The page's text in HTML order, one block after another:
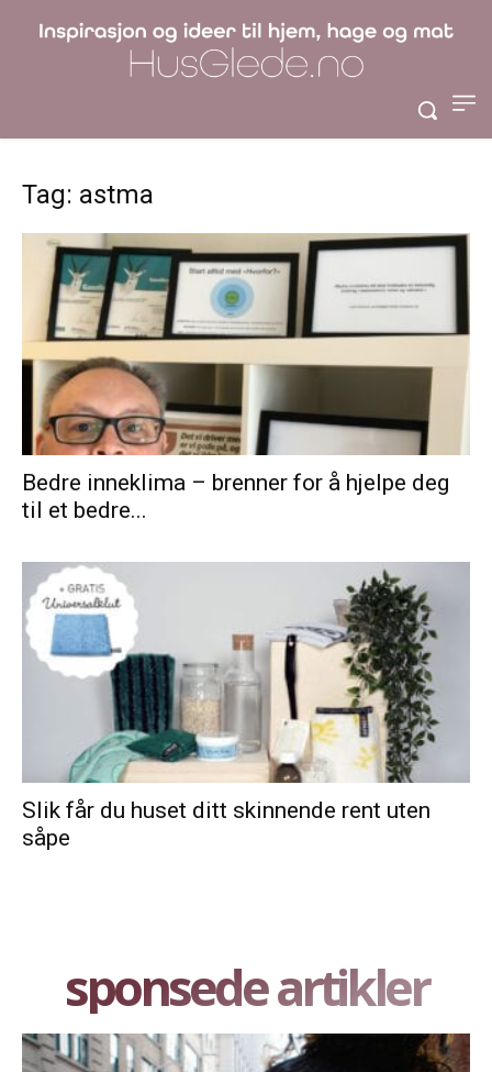
Tag: astma
Bedre inneklima – brenner for å hjelpe deg
til et bedre...
Slik får du huset ditt skinnende rent uten
såpe
sponsede artikler